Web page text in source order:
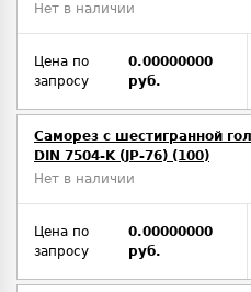
Нет в наличии
Цена по
запросу
0.00000000
руб.
Саморез с шестигранной
DIN 7504-K (JP-76) (100)
Нет в наличии
Цена по
запросу
0.00000000
руб.